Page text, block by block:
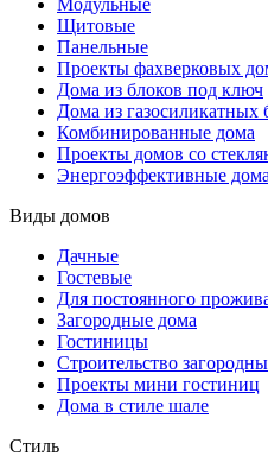
Модульные
Щитовые
Панельные
Проекты фахверковых
Дома из блоков под ключ
Дома из газосиликатных
Комбинированные дома
Проекты домов со
Энергоэффективные дома
Виды домов
Дачные
Гостевые
Для постоянного
Загородные дома
Гостиницы
Строительство
Проекты мини гостиниц
Дома в стиле шале
Стиль